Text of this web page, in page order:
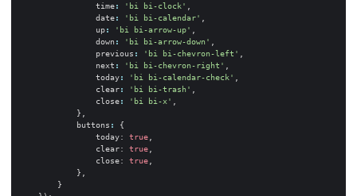
time: 'bi bi-clock'
date: 'bi bi-calendar'
up: 'bi bi-arrow-up'
down : 'bi bi-arrow-down'
previous : 'bi bi-chevron-left'
next : 'bi bi-chevron-right'
today: 'bi bi-calendar-check'
clear: 'bi bi-trash'
close: 'bi bi-x'
},
buttons :
{
today: true
clear: true
close: true
},
}